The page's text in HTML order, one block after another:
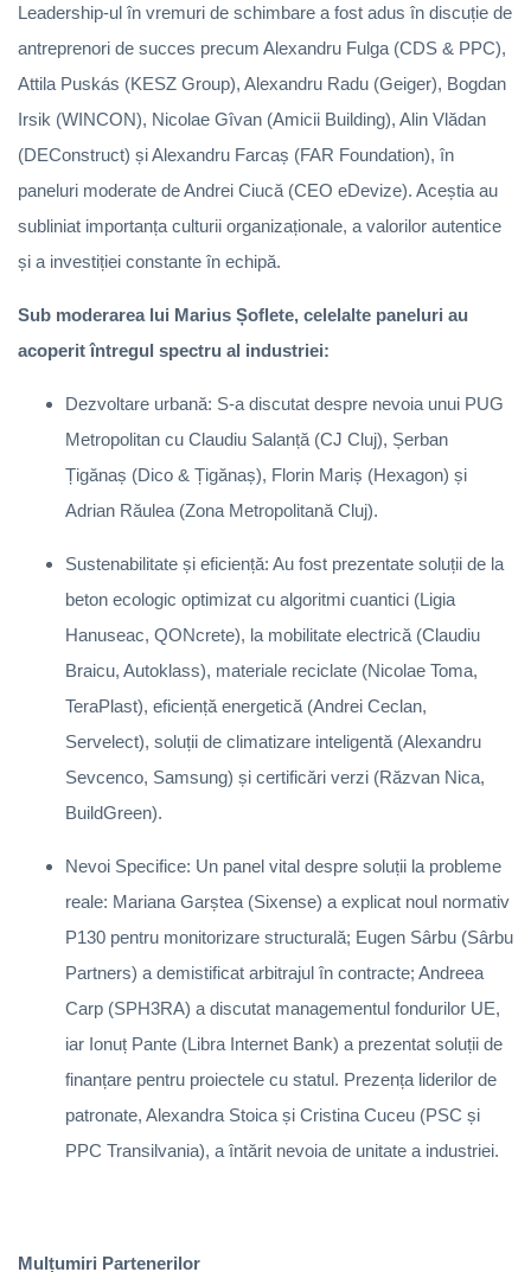
Leadership-ul în vremuri de schimbare a fost adus în discuție de
antreprenori de succes precum Alexandru Fulga (CDS & PPC),
Attila Puskás (KESZ Group), Alexandru Radu (Geiger), Bogdan
Irsik (WINCON), Nicolae Gîvan (Amicii Building), Alin Vlădan
(DEConstruct) și Alexandru Farcaș (FAR Foundation), în
paneluri moderate de Andrei Ciucă (CEO eDevize). Aceștia au
subliniat importanța culturii organizaționale, a valorilor autentice
și a investiției constante în echipă.
Sub moderarea lui Marius Șoflete, celelalte paneluri au
acoperit întregul spectru al industriei:
Dezvoltare urbană: S-a discutat despre nevoia unui PUG
Metropolitan cu Claudiu Salanță (CJ Cluj), Șerban
Țigănaș (Dico & Țigănaș), Florin Mariș (Hexagon) și
Adrian Răulea (Zona Metropolitană Cluj).
Sustenabilitate și eficiență: Au fost prezentate soluții de la
beton ecologic optimizat cu algoritmi cuantici (Ligia
Hanuseac, QONcrete), la mobilitate electrică (Claudiu
Braicu, Autoklass), materiale reciclate (Nicolae Toma,
TeraPlast), eficiență energetică (Andrei Ceclan,
Servelect), soluții de climatizare inteligentă (Alexandru
Sevcenco, Samsung) și certificări verzi (Răzvan Nica,
BuildGreen).
Nevoi Specifice: Un panel vital despre soluții la probleme
reale: Mariana Garștea (Sixense) a explicat noul normativ
P130 pentru monitorizare structurală; Eugen Sârbu (Sârbu
Partners) a demistificat arbitrajul în contracte; Andreea
Carp (SPH3RA) a discutat managementul fondurilor UE,
iar Ionuț Pante (Libra Internet Bank) a prezentat soluții de
finanțare pentru proiectele cu statul. Prezența liderilor de
patronate, Alexandra Stoica și Cristina Cuceu (PSC și
PPC Transilvania), a întărit nevoia de unitate a industriei.
Mulțumiri Partenerilor